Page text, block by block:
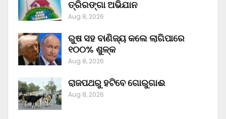
ତ୍ରିରଙ୍ଗା ଅଭିଯାନ
Aug 8, 2026
ରୁଷ ସହ ବାଣିଜ୍ୟ କଲେ ଲାଗିପାରେ
୧୦୦% ଶୁଳ୍କ
Aug 8, 2026
ରାଜପଥରୁ ହଟିବେ ଗୋରୁଗାଈ
Aug 8, 2026